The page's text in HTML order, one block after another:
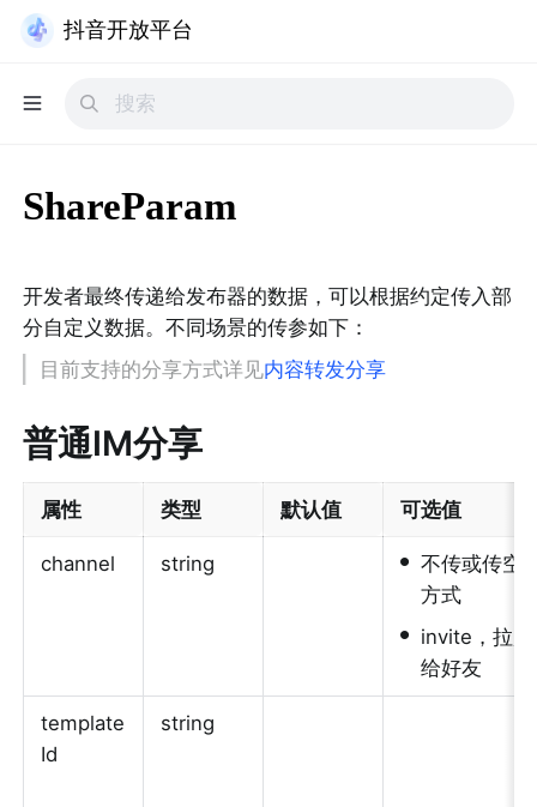
抖音开放平台
ShareParam
开发者最终传递给发布器的数据，可以根据约定传入部
分自定义数据。不同场景的传参如下：
目前支持的分享方式详见内容转发分享
普通IM分享
属性 类型 默认值 可选值
channel string • 不传或传空
方式
• invite，拉
给好友
template
Id
string